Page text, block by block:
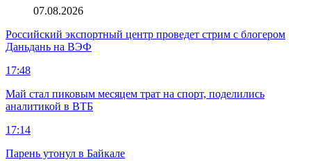
07.08.2026
Российский экспортный центр проведет стрим с блогером
Даньдань на ВЭФ
17:48
Май стал пиковым месяцем трат на спорт, поделились
аналитикой в ВТБ
17:14
Парень утонул в Байкале